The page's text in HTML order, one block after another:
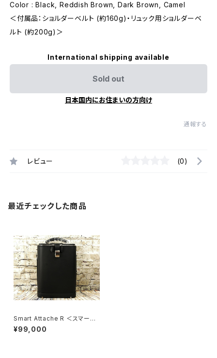
Color : Black, Reddish Brown, Dark Brown, Camel
＜付属品：ショルダーベルト (約160g)・リュック用ショルダーベ
ルト (約200g)＞
International shipping available
Sold out
日本国内にお住まいの方向け
通報する
レビュー (0)
最近チェックした商品
Smart Attache R ＜スマート・
アタッシェ R＞
¥99,000